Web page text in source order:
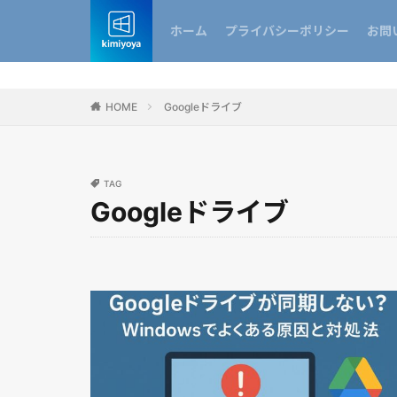
ホーム プライバシーポリシー お問
HOME Googleドライブ
TAG
Googleドライブ